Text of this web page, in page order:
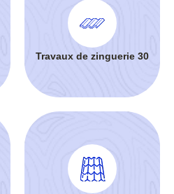
Travaux de zinguerie 30